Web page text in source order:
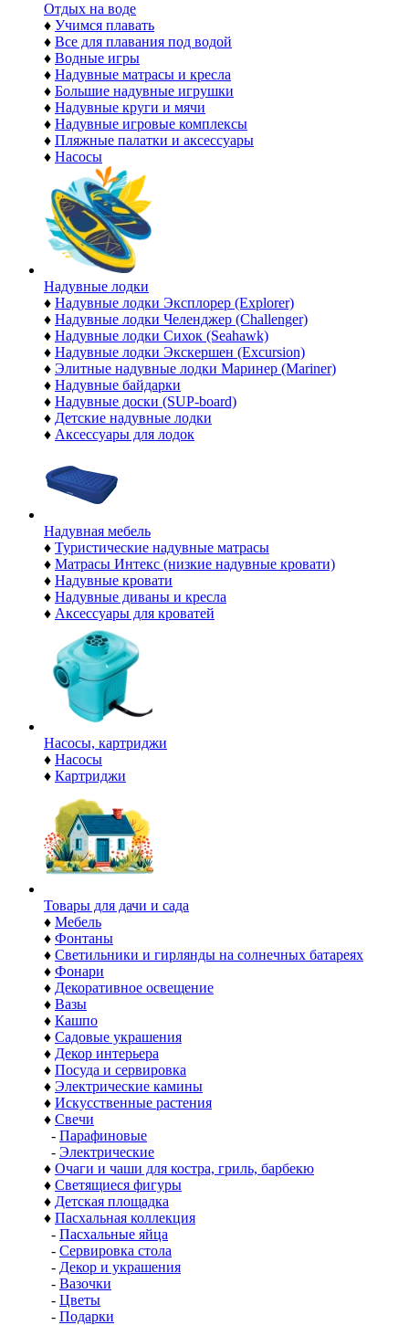
Отдых на воде
♦ Учимся плавать
♦ Все для плавания под водой
♦ Водные игры
♦ Надувные матрасы и кресла
♦ Большие надувные игрушки
♦ Надувные круги и мячи
♦ Надувные игровые комплексы
♦ Пляжные палатки и аксессуары
♦ Насосы
Надувные лодки
♦ Надувные лодки Эксплорер (Explorer)
♦ Надувные лодки Челенджер (Challenger)
♦ Надувные лодки Сихок (Seahawk)
♦ Надувные лодки Экскершен (Excursion)
♦ Элитные надувные лодки Маринер (Mariner)
♦ Надувные байдарки
♦ Надувные доски (SUP-board)
♦ Детские надувные лодки
♦ Аксессуары для лодок
Надувная мебель
♦ Туристические надувные матрасы
♦ Матрасы Интекс (низкие надувные кровати)
♦ Надувные кровати
♦ Надувные диваны и кресла
♦ Аксессуары для кроватей
Насосы, картриджи
♦ Насосы
♦ Картриджи
Товары для дачи и сада
♦ Мебель
♦ Фонтаны
♦ Светильники и гирлянды на солнечных батареях
♦ Фонари
♦ Декоративное освещение
♦ Вазы
♦ Кашпо
♦ Садовые украшения
♦ Декор интерьера
♦ Посуда и сервировка
♦ Электрические камины
♦ Искусственные растения
♦ Свечи
- Парафиновые
- Электрические
♦ Очаги и чаши для костра, гриль, барбекю
♦ Светящиеся фигуры
♦ Детская площадка
♦ Пасхальная коллекция
- Пасхальные яйца
- Сервировка стола
- Декор и украшения
- Вазочки
- Цветы
- Подарки